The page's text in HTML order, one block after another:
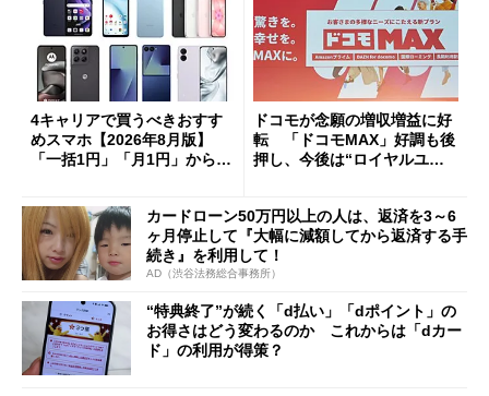
4キャリアで買うべきおすす
めスマホ【2026年8月版】
「一括1円」「月1円」からお
ドコモが念願の増収増益に好
転 「ドコモMAX」好調も後
押し、今後は“ロイヤルユー
カードローン50万円以上の人は、返済を3～6
ヶ月停止して『大幅に減額してから返済する手
続き』を利用して！
AD（渋谷法務総合事務所）
“特典終了”が続く「d払い」「dポイント」の
お得さはどう変わるのか これからは「dカー
ド」の利用が得策？